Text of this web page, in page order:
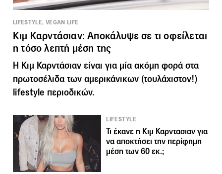
LIFESTYLE, VEGAN LIFE
Κιμ Καρντάσιαν: Αποκάλυψε σε τι οφείλεται
η τόσο λεπτή μέση της
Η Κιμ Καρντάσιαν είναι για μία ακόμη φορά στα
πρωτοσέλιδα των αμερικάνικων (τουλάχιστον!)
lifestyle περιοδικών.
LIFESTYLE
Τι έκανε η Κιμ Καρντασιαν για
να αποκτήσει την περίφημη
μέση των 60 εκ.;